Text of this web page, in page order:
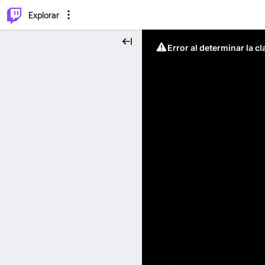
Explorar
Error al determinar la